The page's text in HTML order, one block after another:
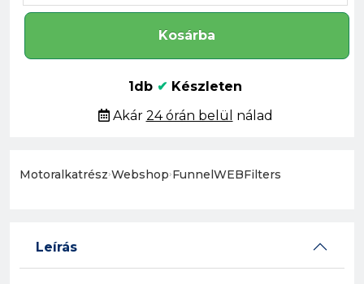
Kosárba
1db ✔ Készleten
Akár 24 órán belül nálad
Motoralkatrész›Webshop›FunnelWEBFilters
Leírás